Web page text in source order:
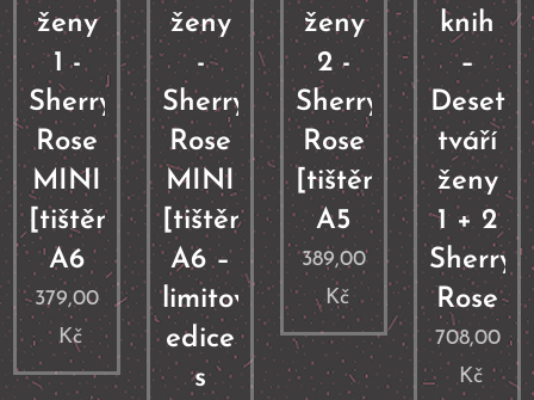
ženy
1 -
Sherry
Rose
MINI
[tištěná]
A6
379,00
Kč
ženy
-
Sherry
Rose
MINI
[tištěná]
A6 –
limitovaná
edice
s
ženy
2 -
Sherry
Rose
[tištěná]
A5
389,00
Kč
knih
–
Deset
tváří
ženy
1 + 2
Sherry
Rose
708,00
Kč